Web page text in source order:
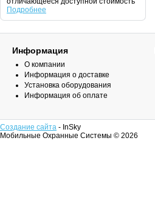
Подробнее
Информация
О компании
Информация о доставке
Установка оборудования
Информация об оплате
Создание сайта - InSky
Мобильные Охранные Системы © 2026